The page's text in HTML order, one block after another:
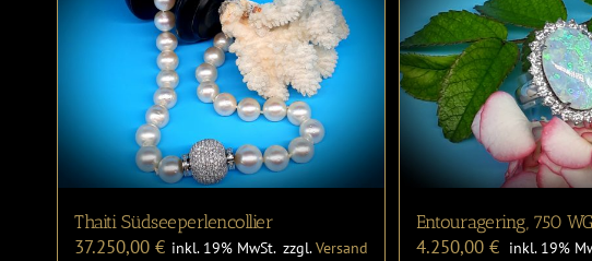
Thaiti Südseeperlencollier
37.250,00 € inkl. 19% MwSt. zzgl.Versand
Entouragering, 750 WG
4.250,00€ inkl. 19%